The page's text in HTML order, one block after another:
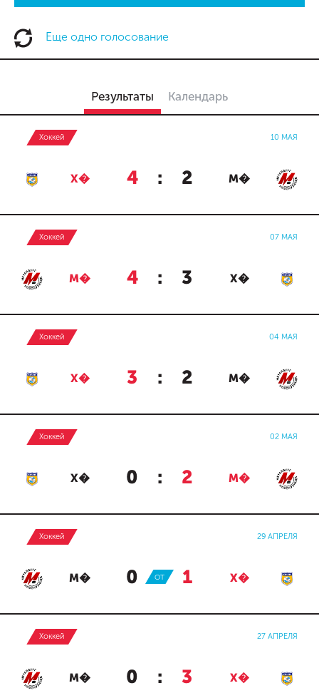
Еще одно голосование
Результаты Календарь
Хоккей 10 МАЯ
Х� 4 : 2 М�
Хоккей 07 МАЯ
М� 4 : 3 Х�
Хоккей 04 МАЯ
Х� 3 : 2 М�
Хоккей 02 МАЯ
Х� 0 : 2 М�
Хоккей 29 АПРЕЛЯ
М� 0 : 1 Х�
ОТ
Хоккей 27 АПРЕЛЯ
М� 0 : 3 Х�